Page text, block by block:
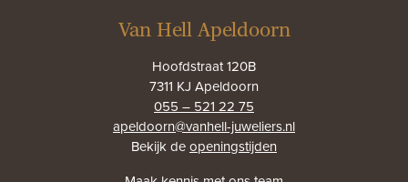
Van Hell Apeldoorn
Hoofdstraat 120B
7311 KJ Apeldoorn
055 – 521 22 75
apeldoorn@vanhell-juweliers.nl
Bekijk deopeningstijden